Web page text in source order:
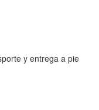
y entrega a pie